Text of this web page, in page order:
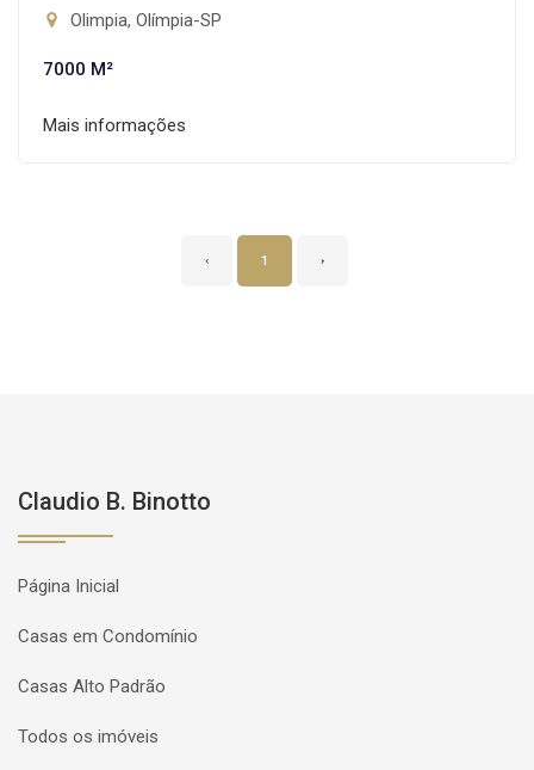
Olimpia, Olímpia-SP
7000 M²
Mais informações
‹ 1 ›
Claudio B. Binotto
Página Inicial
Casas em Condomínio
Casas Alto Padrão
Todos os imóveis